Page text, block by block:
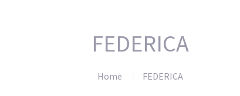
FEDERICA
Home FEDERICA